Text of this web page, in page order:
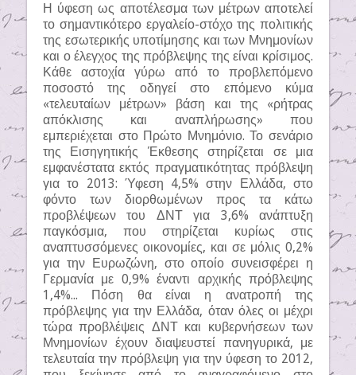
Η ύφεση ως αποτέλεσμα των μέτρων αποτελεί
το σημαντικότερο εργαλείο-στόχο της πολιτικής
της εσωτερικής υποτίμησης και των Μνημονίων
και ο έλεγχος της πρόβλεψης της είναι κρίσιμος.
Κάθε αστοχία γύρω από το προβλεπόμενο
ποσοστό της οδηγεί στο επόμενο κύμα
«τελευταίων μέτρων» βάση και της «ρήτρας
απόκλισης και αναπλήρωσης» που
εμπεριέχεται στο Πρώτο Μνημόνιο. Το σενάριο
της Εισηγητικής Έκθεσης στηρίζεται σε μια
εμφανέστατα εκτός πραγματικότητας πρόβλεψη
για το 2013: Ύφεση 4,5% στην Ελλάδα, στο
φόντο των διορθωμένων προς τα κάτω
προβλέψεων του ΔΝΤ για 3,6% ανάπτυξη
παγκόσμια, που στηρίζεται κυρίως στις
αναπτυσσόμενες οικονομίες, και σε μόλις 0,2%
για την Ευρωζώνη, στο οποίο συνεισφέρει η
Γερμανία με 0,9% έναντι αρχικής πρόβλεψης
1,4%... Πόση θα είναι η ανατροπή της
πρόβλεψης για την Ελλάδα, όταν όλες οι μέχρι
τώρα προβλέψεις ΔΝΤ και κυβερνήσεων των
Μνημονίων έχουν διαψευστεί πανηγυρικά, με
τελευταία την πρόβλεψη για την ύφεση το 2012,